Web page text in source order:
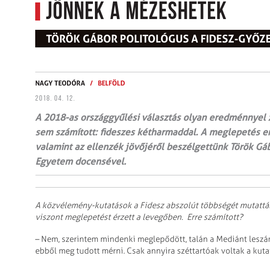
Jönnek a mézeshetek
TÖRÖK GÁBOR POLITOLÓGUS A FIDESZ-
NAGY TEODÓRA / BELFÖLD
2018. 04. 12.
A 2018-as országgyűlési választás olyan
sem számított: fideszes kétharmaddal. A meglepetés
valamint az ellenzék jövőjéről beszélgettünk Török
Egyetem docensével.
A közvélemény-kutatások a Fidesz abszolút többségét
viszont meglepetést érzett a levegőben. Erre számított?
– Nem, szerintem mindenki meglepődött, talán a Mediánt
ebből meg tudott mérni. Csak annyira széttartóak voltak a